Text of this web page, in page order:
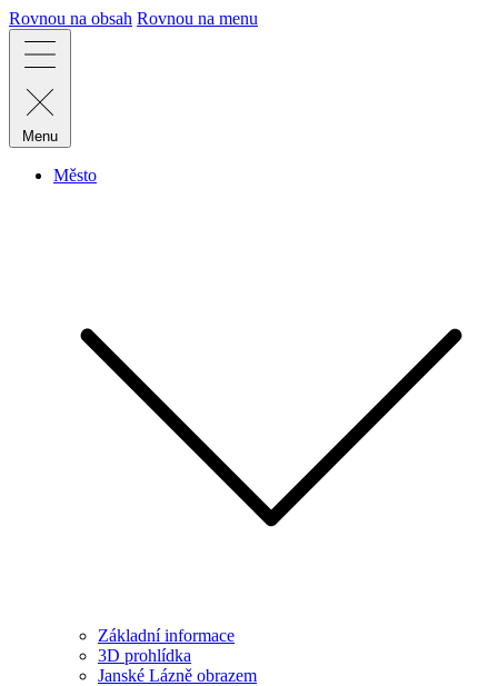
Rovnou na obsah Rovnou na menu
Menu
Město
Základní informace
3D prohlídka
Janské Lázně obrazem